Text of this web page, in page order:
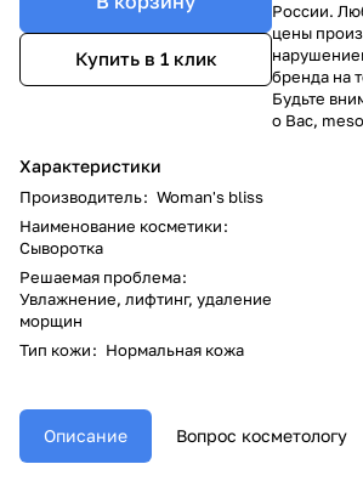
Купить в 1 клик
Характеристики
Производитель: Woman's bliss
Наименование косметики:
Сыворотка
Решаемая проблема:
Увлажнение, лифтинг, удаление
морщин
Тип кожи: Нормальная кожа
России.
цены
бренда на
Будьте
о Вас,
Описание Вопрос косметологу